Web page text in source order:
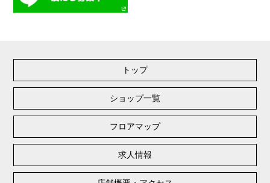
トップ
ショップ一覧
フロアマップ
求人情報